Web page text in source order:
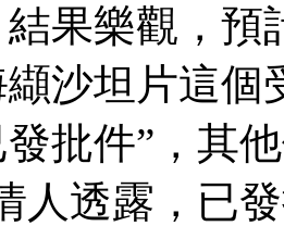
果樂觀，預
沙坦片這個
批件”，其
人透露，已